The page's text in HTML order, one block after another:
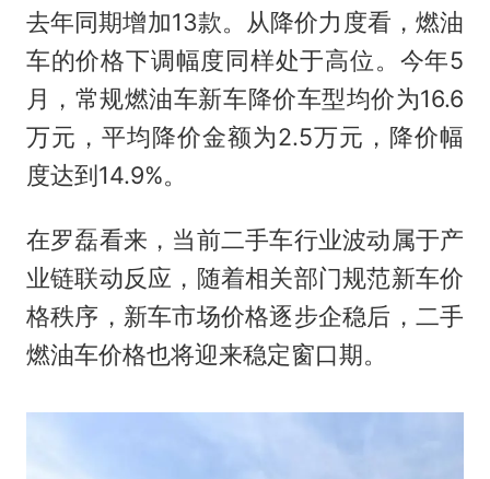
去年同期增加13款。从降价力度看，燃油
车的价格下调幅度同样处于高位。今年5
月，常规燃油车新车降价车型均价为16.6
万元，平均降价金额为2.5万元，降价幅
度达到14.9%。
在罗磊看来，当前二手车行业波动属于产
业链联动反应，随着相关部门规范新车价
格秩序，新车市场价格逐步企稳后，二手
燃油车价格也将迎来稳定窗口期。